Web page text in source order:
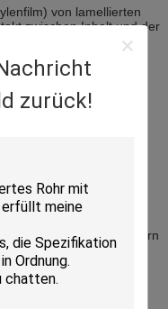
zurück!
von lamellierten
zwischen Inhalt und der
Drucken mit gutem
Rohre werden in
Energieverbrauch
Bereich für das Verbessern
lamellierten Rohren.
Mayinglong,